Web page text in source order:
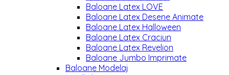
Baloane Latex LOVE
Baloane Latex Desene Animate
Baloane Latex Halloween
Baloane Latex Craciun
Baloane Latex Revelion
Baloane Jumbo Imprimate
Baloane Modelaj